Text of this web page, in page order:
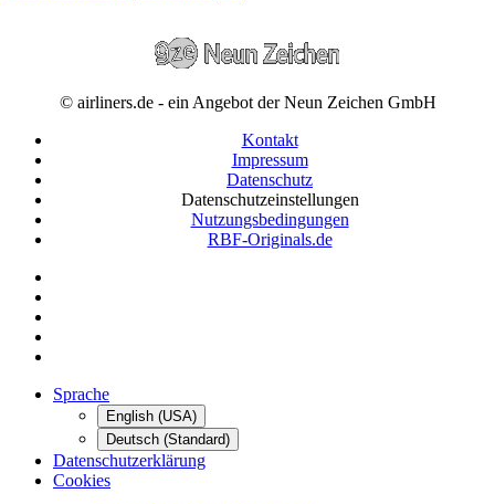
© airliners.de - ein Angebot der Neun Zeichen GmbH
Kontakt
Impressum
Datenschutz
Datenschutzeinstellungen
Nutzungsbedingungen
RBF-Originals.de
Sprache
English (USA)
Deutsch (Standard)
Datenschutzerklärung
Cookies